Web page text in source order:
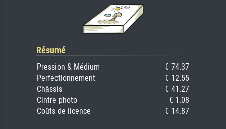
Résumé
Pression & Médium
€ 74.37
Perfectionnement
€ 12.55
Châssis
€ 41.27
Cintre photo
€ 1.08
Coûts de licence
€ 14.87